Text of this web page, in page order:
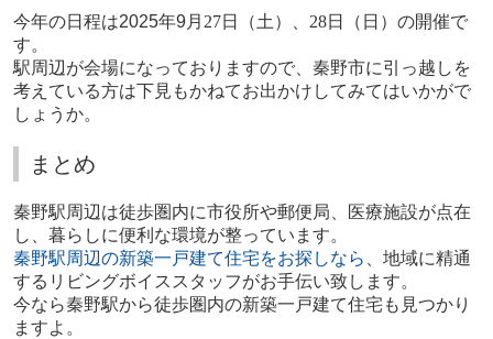
今年の日程は2025年9月 27日（土）、 28日（日）の開催で
す。
駅周辺が会場になっておりますので、秦野市に引っ越しを
考えている方は下見もかねてお出かけしてみてはいかがで
しょうか。
まとめ
秦野駅周辺は徒歩圏内に市役所や郵便局、医療施設が点在
し、暮らしに便利な環境が整っています。
秦野駅周辺の新築一戸建て住宅をお探しなら
、地域に精通
するリビングボイススタッフがお手伝い致します。
今なら秦野駅から徒歩圏内の新築一戸建て住宅も見つかり
ますよ。